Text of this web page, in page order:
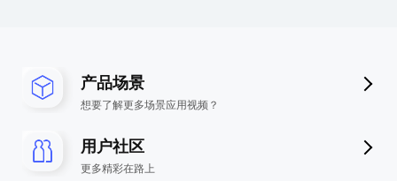
产品场景
想要了解更多场景应用视频？
用户社区
更多精彩在路上